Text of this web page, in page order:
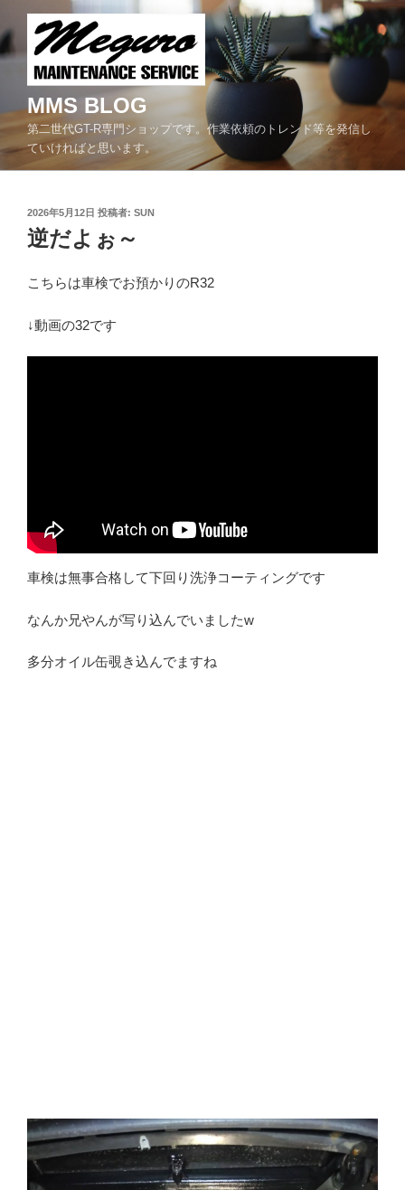
ン
テ
へ
MMS BLOG
第二世代GT-R専門ショップです。作業依頼のトレンド等を発信し
ていければと思います。
投
稿
日:
2026年5月12日 投稿者: SUN
逆だよぉ～
こちらは車検でお預かりのR32
↓動画の32です
車検は無事合格して下回り洗浄コーティングです
なんか兄やんが写り込んでいましたw
多分オイル缶覗き込んでますね